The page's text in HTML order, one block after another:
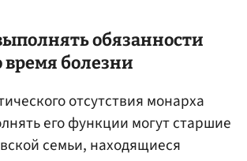
обязанности
время болезни
отсутствия монарха
его функции могут старшие
семьи, находящиеся